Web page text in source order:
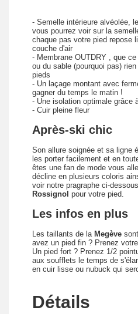
- Semelle intérieure alvéolée,
vous pourrez voir sur la
chaque pas votre pied repose
couche d'air
- Membrane OUTDRY , que
ou du sable (pourquoi pas)
pieds
- Un laçage montant avec
gagner du temps le matin !
- Une isolation optimale grâce
- Cuir pleine fleur
Après-ski chic
Son allure soignée et sa ligne
les porter facilement et en
êtes une fan de mode vous
décline en plusieurs coloris
voir notre pragraphe ci-
Rossignol pour votre pied.
Les infos en plus
Les taillants de la Megève
avez un pied fin ? Prenez
Un pied fort ? Prenez 1/2
aux soufflets le temps de
en cuir lisse ou nubuck qui
Détails